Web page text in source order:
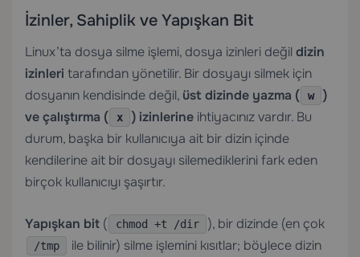
İzinler, Sahiplik ve Yapışkan Bit
Linux’ta dosya silme işlemi, dosya izinleri değil dizin
izinleri tarafından yönetilir. Bir dosyayı silmek için
dosyanın kendisinde değil, üst dizinde yazma ( w
)
ve çalıştırma (
x ) izinlerine ihtiyacınız vardır. Bu
durum, başka bir kullanıcıya ait bir dizin içinde
kendilerine ait bir dosyayı silemediklerini fark eden
birçok kullanıcıyı şaşırtır.
Yapışkan bit ( chmod +t /dir ), bir dizinde (en çok
/tmp
ile bilinir) silme işlemini kısıtlar; böylece dizin